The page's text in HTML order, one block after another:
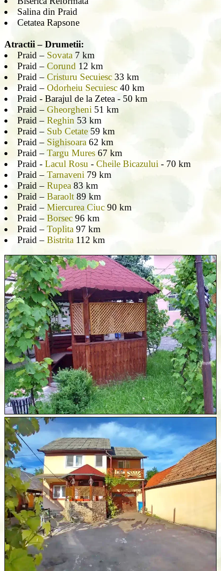
Salina din Praid
Cetatea Rapsone
Atractii – Drumetii:
Praid – Sovata 7 km
Praid – Corund 12 km
Praid – Cristuru Secuiesc33 km
Praid – Odorheiu Secuiesc40 km
Praid - Barajul de la Zetea - 50 km
Praid – Gheorgheni 51 km
Praid – Reghin 53 km
Praid – Sub Cetate59 km
Praid – Sighisoara 62 km
Praid – Targu Mures67 km
Praid - Lacul Rosu - Cheile Bicazului - 70 km
Praid – Tarnaveni 79 km
Praid – Rupea 83 km
Praid – Baraolt89 km
Praid – Miercurea Ciuc90 km
Praid – Borsec96 km
Praid – Toplita97 km
Praid – Bistrita112 km